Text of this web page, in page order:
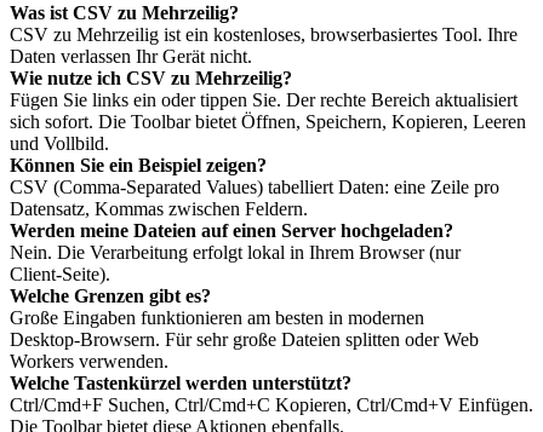
Was ist CSV zu Mehrzeilig?
CSV zu Mehrzeilig ist ein kostenloses, browserbasiertes Tool. Ihre
Daten verlassen Ihr Gerät nicht.
Wie nutze ich CSV zu Mehrzeilig?
Fügen Sie links ein oder tippen Sie. Der rechte Bereich aktualisiert
sich sofort. Die Toolbar bietet Öffnen, Speichern, Kopieren, Leeren
und Vollbild.
Können Sie ein Beispiel zeigen?
CSV (Comma‑Separated Values) tabelliert Daten: eine Zeile pro
Datensatz, Kommas zwischen Feldern.
Werden meine Dateien auf einen Server hochgeladen?
Nein. Die Verarbeitung erfolgt lokal in Ihrem Browser (nur
Client‑Seite).
Welche Grenzen gibt es?
Große Eingaben funktionieren am besten in modernen
Desktop‑Browsern. Für sehr große Dateien splitten oder Web
Workers verwenden.
Welche Tastenkürzel werden unterstützt?
Ctrl/Cmd+F Suchen, Ctrl/Cmd+C Kopieren, Ctrl/Cmd+V Einfügen.
Die Toolbar bietet diese Aktionen ebenfalls.